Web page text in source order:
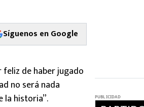
Síguenos en Google
feliz de haber jugado
no será nada
la historia”.